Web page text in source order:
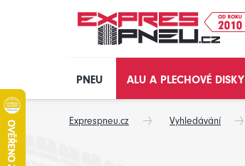
PNEU ALU A PLECHOVÉ DISKY
Exprespneu.cz Vyhledávání